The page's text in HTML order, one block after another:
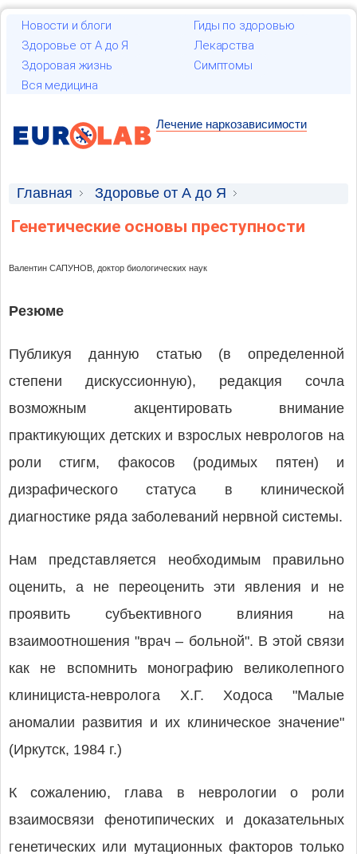
Новости и блоги
Гиды по здоровью
Здоровье от А до Я
Лекарства
Здоровая жизнь
Симптомы
Вся медицина
Лечение наркозависимости
Главная
Здоровье от А до Я
Научные статьи
Генетические основы преступности
Валентин САПУНОВ, доктор биологических наук
Резюме
Публикуя данную статью (в определенной
степени дискуссионную), редакция сочла
возможным акцентировать внимание
практикующих детских и взрослых неврологов на
роли стигм, факосов (родимых пятен) и
дизрафического статуса в клинической
диагностике ряда заболеваний нервной системы.
Нам представляется необходимым правильно
оценить, а не переоценить эти явления и не
проявить субъективного влияния на
взаимоотношения "врач – больной". В этой связи
как не вспомнить монографию великолепного
клинициста-невролога Х.Г. Ходоса "Малые
аномалии развития и их клиническое значение"
(Иркутск, 1984 г.)
К сожалению, глава в неврологии о роли
взаимосвязи фенотипических и доказательных
генетических или мутационных факторов только